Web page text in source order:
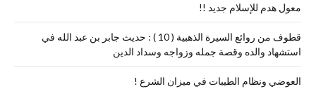
معول هدم للإسلام جديد !!
قطوف من روائع السيرة الذهبية ( 10 ) : حديث جابر بن عبد الله في
استشهاد والده وقصة جمله وزواجه وسداد الدين
العوضي ونظام الطيبات في ميزان الشرع !